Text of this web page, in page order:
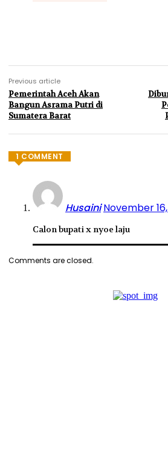
Previous article
Pemerintah Aceh Akan
Bangun Asrama Putri di
Sumatera Barat
1 COMMENT
Husaini November
Calon bupati x nyoe laju
Comments are closed.